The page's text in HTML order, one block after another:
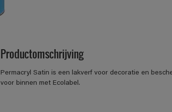
Productomschrijving
Permacryl Satin is een lakverf voor decoratie en
voor binnen met Ecolabel.